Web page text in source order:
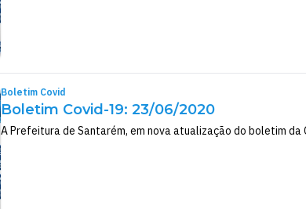
Boletim Covid
Boletim Covid-19: 23/06/2020
A Prefeitura de Santarém, em nova atualização do boletim